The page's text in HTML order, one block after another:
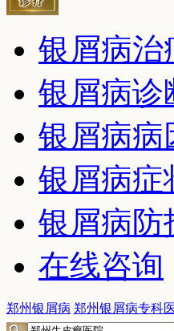
银屑病治
银屑病诊
银屑病病
银屑病症
银屑病防
在线咨询
郑州银屑病 郑州银屑病专科